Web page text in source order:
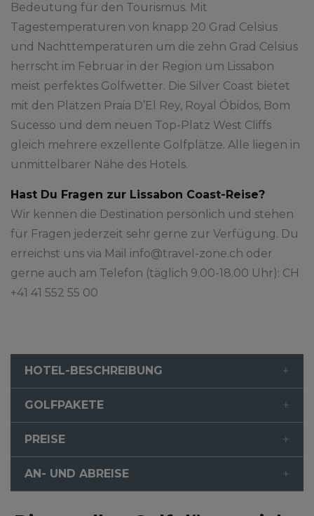
Bedeutung für den Tourismus. Mit
Tagestemperaturen von knapp 20 Grad Celsius
und Nachttemperaturen um die zehn Grad Celsius
herrscht im Februar in der Region um Lissabon
meist perfektes Golfwetter. Die Silver Coast bietet
mit den Plätzen Praia D’El Rey, Royal Óbidos, Bom
Sucesso und dem neuen Top-Platz West Cliffs
gleich mehrere exzellente Golfplätze. Alle liegen in
unmittelbarer Nähe des Hotels.
Hast Du Fragen zur Lissabon Coast-Reise?
Wir kennen die Destination persönlich und stehen
für Fragen jederzeit sehr gerne zur Verfügung. Du
erreichst uns via Mail info@travel-zone.ch oder
gerne auch am Telefon (täglich 9.00-18.00 Uhr): CH
+41 41 552 55 00
HOTEL-BESCHREIBUNG
GOLFPAKETE
PREISE
AN- UND ABREISE